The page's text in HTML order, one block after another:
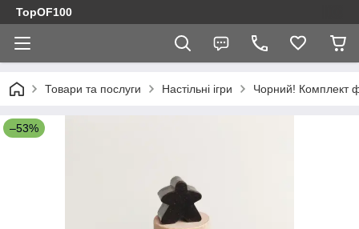
TopOF100
Товари та послуги Настільні ігри Чорний! Комплект
–53%